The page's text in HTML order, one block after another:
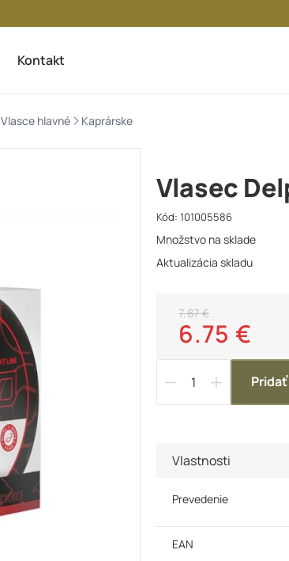
Kontakt
Vlasce hlavné > Kaprárske
Vlasec
Kód: 101005586
Množstvo na sklade
Aktualizácia skladu
7.87 €
6.75 €
Vlastnosti
Prevedenie
EAN